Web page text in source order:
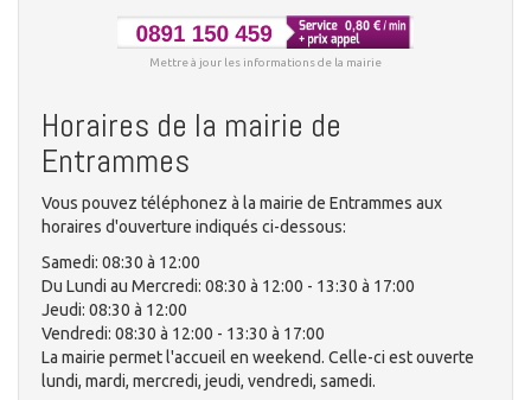
Mettre à jour les informations de la mairie
Horaires de la mairie de
Entrammes
Vous pouvez téléphonez à la mairie de Entrammes aux
horaires d'ouverture indiqués ci-dessous:
Samedi: 08:30 à 12:00
Du Lundi au Mercredi: 08:30 à 12:00 - 13:30 à 17:00
Jeudi: 08:30 à 12:00
Vendredi: 08:30 à 12:00 - 13:30 à 17:00
La mairie permet l'accueil en weekend. Celle-ci est ouverte
lundi, mardi, mercredi, jeudi, vendredi, samedi.